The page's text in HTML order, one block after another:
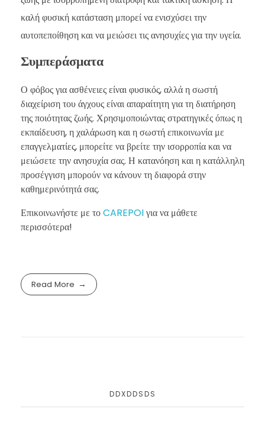
καλή φυσική κατάσταση μπορεί να ενισχύσει την
αυτοπεποίθηση και να μειώσει τις ανησυχίες για την υγεία.
Συμπεράσματα
Ο φόβος για ασθένειες είναι φυσικός, αλλά η σωστή
διαχείριση του άγχους είναι απαραίτητη για τη διατήρηση
της ποιότητας ζωής. Χρησιμοποιώντας στρατηγικές όπως η
εκπαίδευση, η χαλάρωση και η σωστή επικοινωνία με
επαγγελματίες, μπορείτε να βρείτε την ισορροπία και να
μειώσετε την ανησυχία σας. Η κατανόηση και η κατάλληλη
προσέγγιση μπορούν να κάνουν τη διαφορά στην
καθημερινότητά σας.
Επικοινωνήστε με τοCAREPOIγια να μάθετε
περισσότερα!
Read More
DDXDDSDS